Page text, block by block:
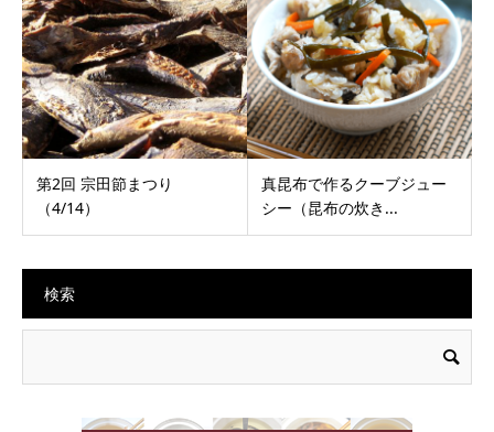
第2回 宗田節まつり
（4/14）
真昆布で作るクーブジュー
シー（昆布の炊き...
検索